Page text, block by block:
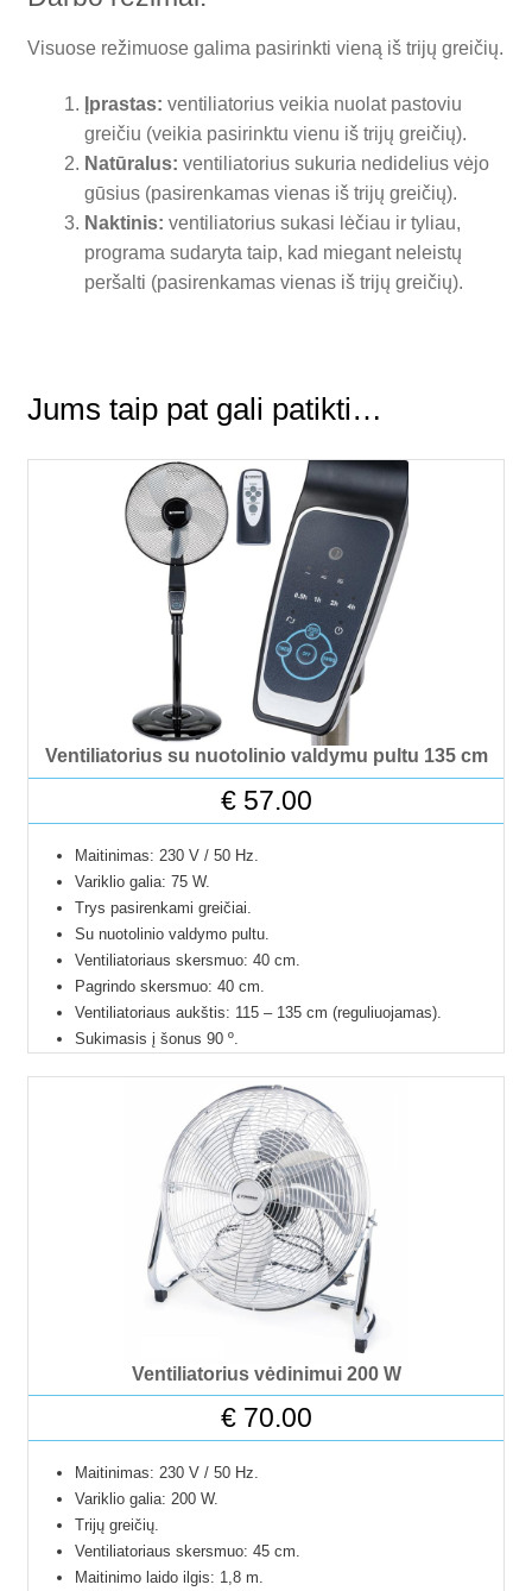
Visuose režimuose galima pasirinkti vieną iš trijų greičių.
Įprastas: ventiliatorius veikia nuolat pastoviu
greičiu (veikia pasirinktu vienu iš trijų greičių).
Natūralus: ventiliatorius sukuria nedidelius vėjo
gūsius (pasirenkamas vienas iš trijų greičių).
Naktinis: ventiliatorius sukasi lėčiau ir tyliau,
programa sudaryta taip, kad miegant neleistų
peršalti (pasirenkamas vienas iš trijų greičių).
Jums taip pat gali patikti…
Ventiliatorius su nuotolinio valdymu pultu 135 cm
€57.00
Maitinimas: 230 V / 50 Hz.
Variklio galia: 75 W.
Trys pasirenkami greičiai.
Su nuotolinio valdymo pultu.
Ventiliatoriaus skersmuo: 40 cm.
Pagrindo skersmuo: 40 cm.
Ventiliatoriaus aukštis: 115 – 135 cm (reguliuojamas).
Sukimasis į šonus 90 º.
Laikmatis: 0,5 – 7,5 val. (kas 0,5 valandos).
Ventiliatorius vėdinimui 200 W
€70.00
Maitinimas: 230 V / 50 Hz.
Variklio galia: 200 W.
Trijų greičių.
Ventiliatoriaus skersmuo: 45 cm.
Maitinimo laido ilgis: 1,8 m.